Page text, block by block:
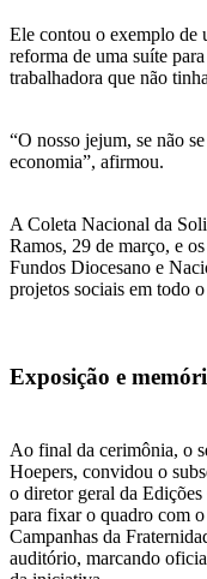
Ele contou o exemplo de
reforma de uma suíte
trabalhadora que não
“O nosso jejum, se não
economia”, afirmou.
A Coleta Nacional da
Ramos, 29 de março, e
Fundos Diocesano e
projetos sociais em todo o
Exposição e
Ao final da cerimônia, o
Hoepers, convidou o
o diretor geral da
para fixar o quadro com
Campanhas da
auditório, marcando